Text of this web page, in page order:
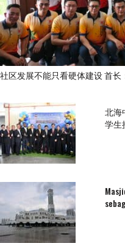
社区发展不能只看硬体建设 首
北海
学生